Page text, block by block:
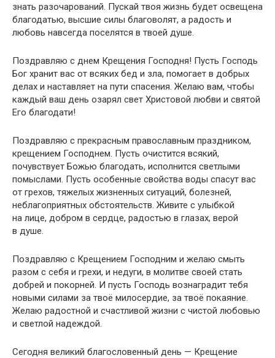
знать разочарований. Пускай твоя жизнь будет освещена
благодатью, высшие силы благоволят, а радость и
любовь навсегда поселятся в твоей душе.
Поздравляю с днем Крещения Господня! Пусть Господь
Бог хранит вас от всяких бед и зла, помогает в добрых
делах и наставляет на пути спасения. Желаю вам, чтобы
каждый ваш день озарял свет Христовой любви и святой
Его благодати!
Поздравляю с прекрасным православным праздником,
крещением Господнем. Пусть очистится всякий,
почувствует Божью благодать, исполнится светлыми
помыслами. Пусть особенные свойства воды спасут вас
от грехов, тяжелых жизненных ситуаций, болезней,
неблагоприятных обстоятельств. Живите с улыбкой
на лице, добром в сердце, радостью в глазах, верой
в душе.
Поздравляю с Крещением Господним и желаю смыть
разом с себя и грехи, и недуги, в молитве своей стать
добрей и покорней. И пусть Господь вознаградит тебя
новыми силами за твоё милосердие, за твоё покаяние.
Желаю радостной и счастливой жизни с чистой любовью
и светлой надеждой.
Сегодня великий благословенный день — Крещение